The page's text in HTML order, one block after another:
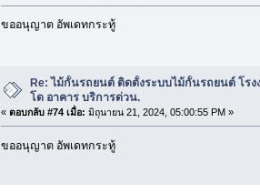
ขออนุญาต อัพเดทกระทู้
Re: ไม้กั้นรถยนต์ ติดตั้งระบบไม้กั้นรถยนต์ โร
โด อาคาร บริการด่วน.
« ตอบกลับ #74 เมื่อ: มิถุนายน 21, 2024, 05:00:55 PM »
ขออนุญาต อัพเดทกระทู้